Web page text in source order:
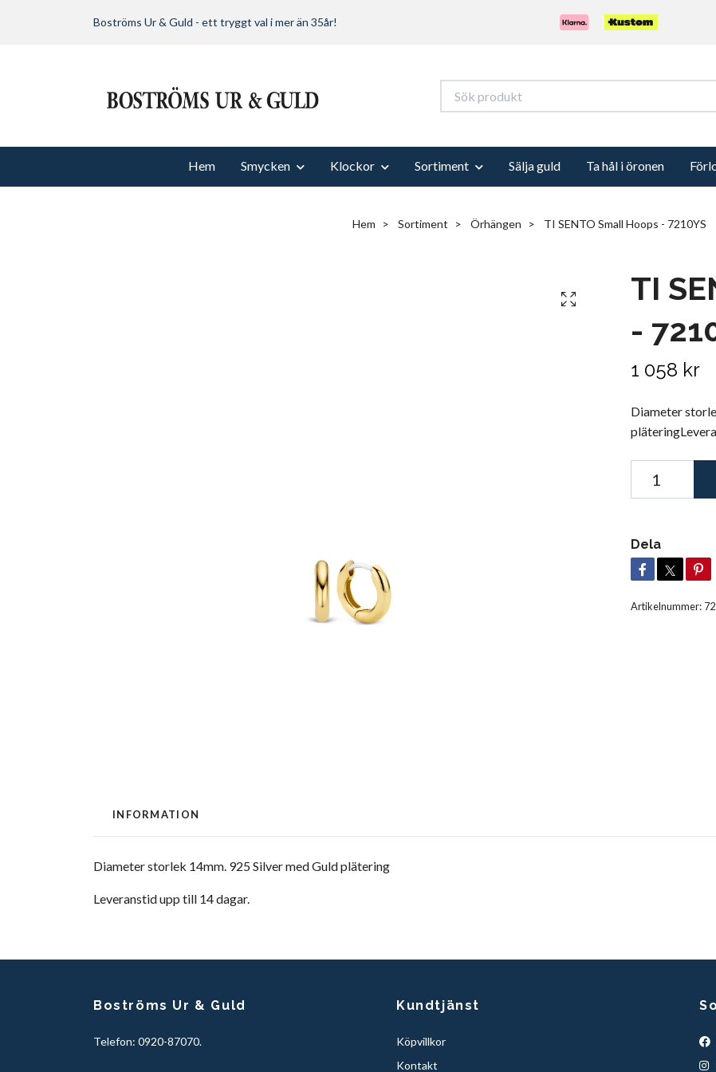
Boströms Ur & Guld - ett tryggt val i mer än 35år!
Hem Smycken Klockor Sortiment Sälja guld Ta hål i öronen
Hem Sortiment Örhängen TI SENTO Small Hoops - 7210YS
TI
-
1 058 kr
Diameter
Dela
Artikelnummer:
INFORMATION
Diameter storlek 14mm. 925 Silver med Guld plätering
Leveranstid upp till 14 dagar.
Boströms Ur & Guld
Telefon: 0920-87070.
Kundtjänst
Köpvillkor
Kontakt